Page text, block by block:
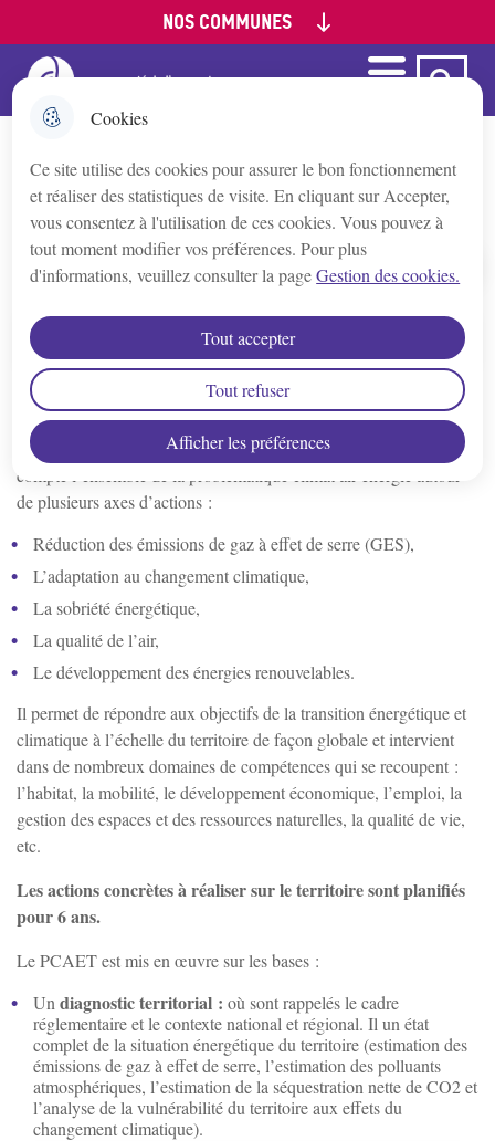
Cookies
Ce site utilise des cookies pour assurer le bon fonctionnement
et réaliser des statistiques de visite. En cliquant sur Accepter,
vous consentez à l'utilisation de ces cookies. Vous pouvez à
tout moment modifier vos préférences. Pour plus
d'informations, veuillez consulter la pageGestion des cookies.
Afficher les préférences
Tout accepter
Tout refuser
au
menu
Aller à la
Aller au
contenu
plan du site
NOS COMMUNES
Appoigny
Augy
Auxerre
Bleigny-le-Carreau
Champs/Yonne
Charbuy
Chevannes
Chitry-le-Fort
Coulanges-la-Vineuse
Escamps
Gurgy
Irancy
Jussy
Menu
Plan Climat Air Energie Territorial
Accueil
Le Plan Climat Air Energie Territorial (PCAET) est un outil de
planification, à la fois stratégique et opérationnel. Il prend en
compte l’ensemble de la problématique climat air énergie autour
de plusieurs axes d’actions :
Réduction des émissions de gaz à effet de serre (GES),
L’adaptation au changement climatique,
La sobriété énergétique,
La qualité de l’air,
Le développement des énergies renouvelables.
Il permet de répondre aux objectifs de la transition énergétique et
climatique à l’échelle du territoire de façon globale et intervient
dans de nombreux domaines de compétences qui se recoupent :
l’habitat, la mobilité, le développement économique, l’emploi, la
gestion des espaces et des ressources naturelles, la qualité de vie,
etc.
Les actions concrètes à réaliser sur le territoire sont planifiés
pour 6 ans.
Le PCAET est mis en œuvre sur les bases :
Undiagnostic territorial : où sont rappelés le cadre
réglementaire et le contexte national et régional. Il un état
complet de la situation énergétique du territoire (estimation des
émissions de gaz à effet de serre, l’estimation des polluants
atmosphériques, l’estimation de la séquestration nette de CO2 et
l’analyse de la vulnérabilité du territoire aux effets du
changement climatique).